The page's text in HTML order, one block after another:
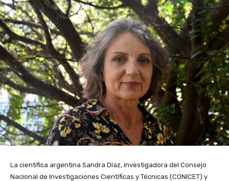
La científica argentina Sandra Díaz, investigadora del Consejo
Nacional de Investigaciones Científicas y Técnicas (CONICET) y